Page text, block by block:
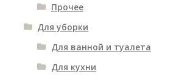
Прочее
Для уборки
Для ванной и туалета
Для кухни